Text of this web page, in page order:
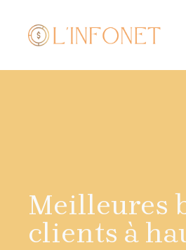
contenu
Meilleures
clients à